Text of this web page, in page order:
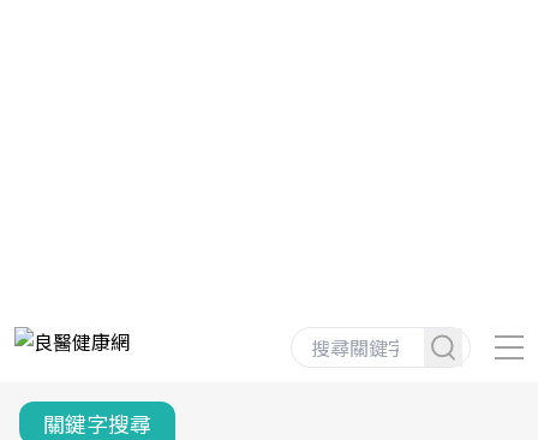
關鍵字搜尋